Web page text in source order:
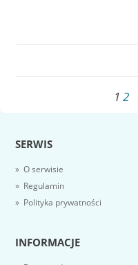
1 2
SERWIS
» O serwisie
» Regulamin
» Polityka prywatności
INFORMACJE